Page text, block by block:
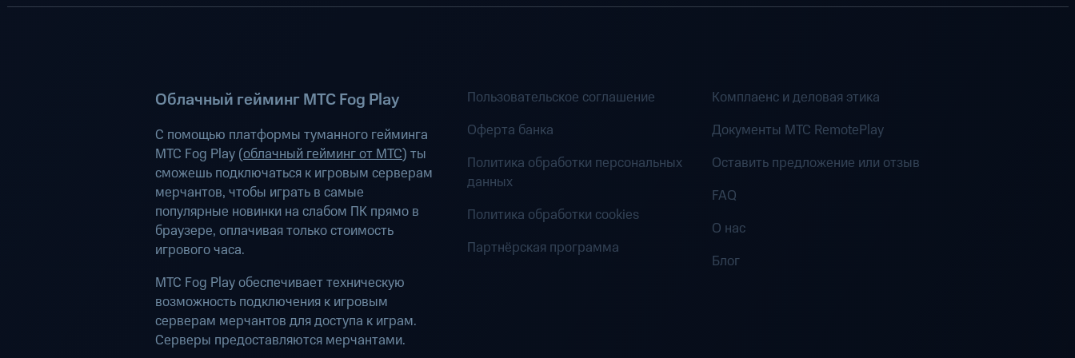
Облачный гейминг МТС Fog Play
С помощью платформы туманного гейминга
МТС Fog Play (облачный гейминг от МТС) ты
сможешь подключаться к игровым серверам
мерчантов, чтобы играть в самые
популярные новинки на слабом ПК прямо в
браузере, оплачивая только стоимость
игрового часа.
МТС Fog Play обеспечивает техническую
возможность подключения к игровым
серверам мерчантов для доступа к играм.
Серверы предоставляются мерчантами.
Пользовательское соглашение
Оферта банка
Политика обработки персональных
данных
Политика обработки cookies
Партнёрская программа
Комплаенс и деловая этика
Документы MTC RemotePlay
Оставить предложение или отзыв
FAQ
О нас
Блог